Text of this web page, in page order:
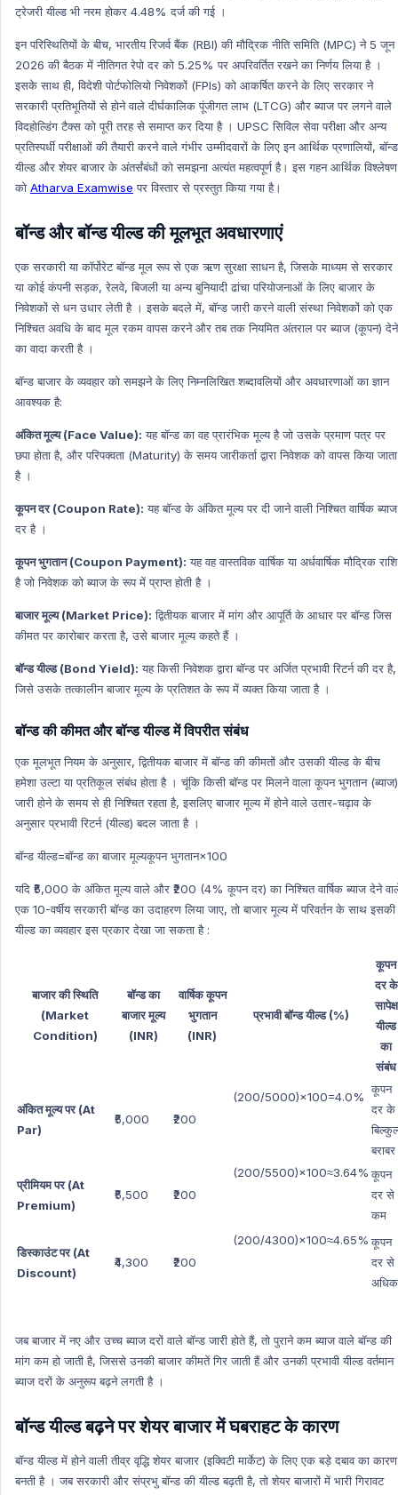
Global Index Hindi
Government Scheme
Government Scheme Hindi
NASA HINDI
Personality
Personality Hindi
History & Culture Hindi
Sports Hindi
Art & Culture
Art & Culture Hindi
World Economy
Indian Polity
Defense Technology
Daily Current Affairs
International organization
New Appointment
Indian History
Indian History Hindi
Prize
Prize Hindi
Agriculture
Economics
Economics Hindi
Ncert Concept
Ncert Concept Hindi
Education Hindi
ट्रेजरी यील्ड भी नरम होकर 4.48% दर्ज की गई ।
इन परिस्थितियों के बीच, भारतीय रिजर्व बैंक (RBI) की मौद्रिक नीति समिति (MPC) ने 5 जून
2026 की बैठक में नीतिगत रेपो दर को 5.25% पर अपरिवर्तित रखने का निर्णय लिया है ।
इसके साथ ही, विदेशी पोर्टफोलियो निवेशकों (FPIs) को आकर्षित करने के लिए सरकार ने
सरकारी प्रतिभूतियों से होने वाले दीर्घकालिक पूंजीगत लाभ (LTCG) और ब्याज पर लगने वाले
विदहोल्डिंग टैक्स को पूरी तरह से समाप्त कर दिया है । UPSC सिविल सेवा परीक्षा और अन्य
प्रतिस्पर्धी परीक्षाओं की तैयारी करने वाले गंभीर उम्मीदवारों के लिए इन आर्थिक प्रणालियों, बॉन्ड
यील्ड और शेयर बाजार के अंतर्संबंधों को समझना अत्यंत महत्वपूर्ण है। इस गहन आर्थिक विश्लेषण
को Atharva Examwise पर विस्तार से प्रस्तुत किया गया है।
बॉन्ड और बॉन्ड यील्ड की मूलभूत अवधारणाएं
एक सरकारी या कॉर्पोरेट बॉन्ड मूल रूप से एक ऋण सुरक्षा साधन है, जिसके माध्यम से सरकार
या कोई कंपनी सड़क, रेलवे, बिजली या अन्य बुनियादी ढांचा परियोजनाओं के लिए बाजार के
निवेशकों से धन उधार लेती है । इसके बदले में, बॉन्ड जारी करने वाली संस्था निवेशकों को एक
निश्चित अवधि के बाद मूल रकम वापस करने और तब तक नियमित अंतराल पर ब्याज (कूपन) देने
का वादा करती है ।
बॉन्ड बाजार के व्यवहार को समझने के लिए निम्नलिखित शब्दावलियों और अवधारणाओं का ज्ञान
आवश्यक है:
अंकित मूल्य (Face Value): यह बॉन्ड का वह प्रारंभिक मूल्य है जो उसके प्रमाण पत्र पर
छपा होता है, और परिपक्वता (Maturity) के समय जारीकर्ता द्वारा निवेशक को वापस किया जाता
है ।
कूपन दर (Coupon Rate): यह बॉन्ड के अंकित मूल्य पर दी जाने वाली निश्चित वार्षिक ब्याज
दर है ।
कूपन भुगतान (Coupon Payment): यह वह वास्तविक वार्षिक या अर्धवार्षिक मौद्रिक राशि
है जो निवेशक को ब्याज के रूप में प्राप्त होती है ।
बाजार मूल्य (Market Price): द्वितीयक बाजार में मांग और आपूर्ति के आधार पर बॉन्ड जिस
कीमत पर कारोबार करता है, उसे बाजार मूल्य कहते हैं ।
बॉन्ड यील्ड (Bond Yield): यह किसी निवेशक द्वारा बॉन्ड पर अर्जित प्रभावी रिटर्न की दर है,
जिसे उसके तत्कालीन बाजार मूल्य के प्रतिशत के रूप में व्यक्त किया जाता है ।
बॉन्ड की कीमत और बॉन्ड यील्ड में विपरीत संबंध
एक मूलभूत नियम के अनुसार, द्वितीयक बाजार में बॉन्ड की कीमतों और उसकी यील्ड के बीच
हमेशा उल्टा या प्रतिकूल संबंध होता है । चूंकि किसी बॉन्ड पर मिलने वाला कूपन भुगतान (ब्याज)
जारी होने के समय से ही निश्चित रहता है, इसलिए बाजार मूल्य में होने वाले उतार-चढ़ाव के
अनुसार प्रभावी रिटर्न (यील्ड) बदल जाता है ।
बॉन्ड यील्ड=बॉन्ड का बाजार मूल्यकूपन भुगतान​×100
यदि ₹5,000 के अंकित मूल्य वाले और ₹200 (4% कूपन दर) का निश्चित वार्षिक ब्याज देने
एक 10-वर्षीय सरकारी बॉन्ड का उदाहरण लिया जाए, तो बाजार मूल्य में परिवर्तन के साथ इसकी
यील्ड का व्यवहार इस प्रकार देखा जा सकता है :
बाजार की स्थिति
(Market
Condition)
बॉन्ड का
बाजार मूल्य
(INR)
वार्षिक कूपन
भुगतान
(INR)
प्रभावी बॉन्ड यील्ड (%)
कूपन
दर के
सापेक्ष
यील्ड
का
संबंध
अंकित मूल्य पर (At
Par)
₹5,000 ₹200
(200/5000)×100=4.0%
कूपन
दर के
बराबर
प्रीमियम पर (At
Premium)
₹5,500 ₹200
(200/5500)×100≈3.64% कूपन
दर से
कम
डिस्काउंट पर (At
Discount)
₹4,300 ₹200
(200/4300)×100≈4.65% कूपन
दर से
अधिक
जब बाजार में नए और उच्च ब्याज दरों वाले बॉन्ड जारी होते हैं, तो पुराने कम ब्याज वाले बॉन्ड की
मांग कम हो जाती है, जिससे उनकी बाजार कीमतें गिर जाती हैं और उनकी प्रभावी यील्ड वर्तमान
ब्याज दरों के अनुरूप बढ़ने लगती है ।
बॉन्ड यील्ड बढ़ने पर शेयर बाजार में घबराहट के कारण
बॉन्ड यील्ड में होने वाली तीव्र वृद्धि शेयर बाजार (इक्विटी मार्केट) के लिए एक बड़े दबाव का कारण
बनती है । जब सरकारी और संप्रभु बॉन्ड की यील्ड बढ़ती है, तो शेयर बाजारों में भारी गिरावट